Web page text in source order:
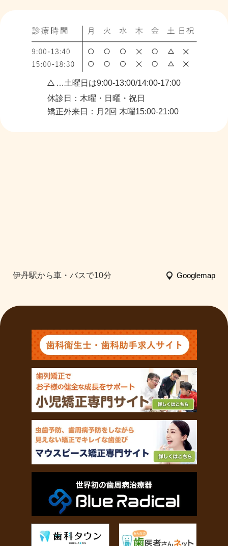
…土曜日は9:00-13:00/14:00-17:00
休診日：木曜・日曜・祝日
矯正外来日：月2回 木曜15:00-21:00
伊丹駅から車・バスで10分 Googlemap